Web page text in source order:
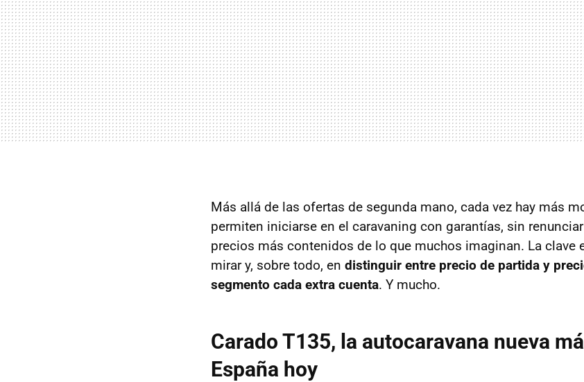
Más allá de las ofertas de segunda mano, cada vez hay más
permiten iniciarse en el caravaning con garantías, sin
precios más contenidos de lo que muchos imaginan. La clave
mirar y, sobre todo, en distinguir entre precio de partida y
segmento cada extra cuenta. Y mucho.
Carado T135, la autocaravana nueva
España hoy